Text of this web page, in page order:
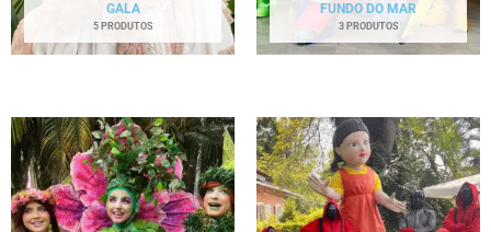
GALA
5 PRODUTOS
FUNDO DO MAR
3 PRODUTOS